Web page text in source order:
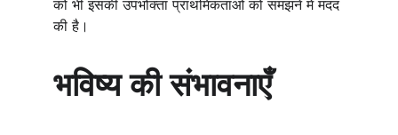
को भी इसकी उपभोक्ता प्राथमिकताओं को समझने में मदद
की है।
भविष्य की संभावनाएँ